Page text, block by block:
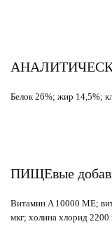
Белок 26%; жир 14,5%;
ПИЩЕвые
Витамин A 10000 МЕ;
мкг; холина хлорид